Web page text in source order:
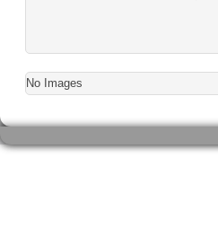
No Images